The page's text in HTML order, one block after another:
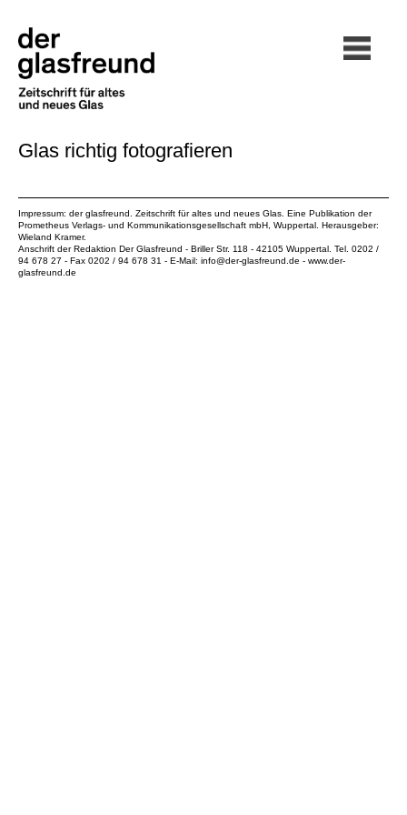
Glas richtig fotografieren
Impressum: der glasfreund. Zeitschrift für altes und neues Glas. Eine Publikation der
Prometheus Verlags- und Kommunikationsgesellschaft mbH , Wuppertal. Herausgeber:
Wieland Kramer.
Anschrift der Redaktion Der Glasfreund - Briller Str. 118 - 42105 Wuppertal. Tel. 0202 /
94 678 27 - Fax 0202 / 94 678 31 - E-Mail: info@der-glasfreund.de - www.der-
glasfreund.de